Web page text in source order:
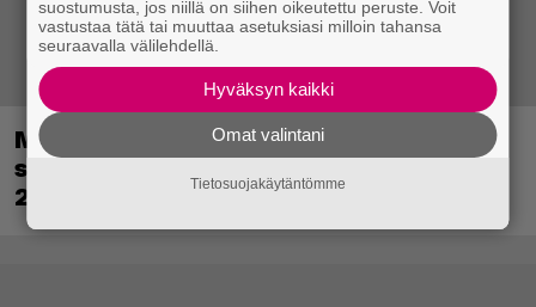
Metsästyssimulaattorin jatko-osa
saapuu ensi kuussa – Way of the Hunter
2 päivättiin
suostumusta, jos niillä on siihen oikeutettu peruste. Voit
vastustaa tätä tai muuttaa asetuksiasi milloin tahansa
seuraavalla välilehdellä.
Hyväksyn kaikki
Omat valintani
Tietosuojakäytäntömme